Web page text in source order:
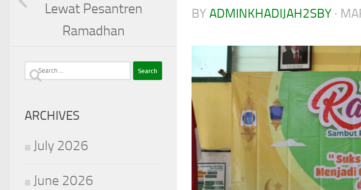
BYADMINKHADIJAH2SBY ·
Lewat Pesantren
Ramadhan
Search
ARCHIVES
July 2026
June 2026